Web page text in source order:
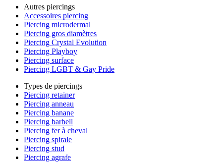
Autres piercings
Accessoires piercing
Piercing microdermal
Piercing gros diamètres
Piercing Crystal Evolution
Piercing Playboy
Piercing surface
Piercing LGBT & Gay Pride
Types de piercings
Piercing retainer
Piercing anneau
Piercing banane
Piercing barbell
Piercing fer à cheval
Piercing spirale
Piercing stud
Piercing agrafe